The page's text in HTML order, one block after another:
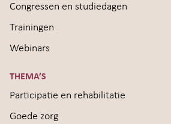
Congressen en studiedagen
Trainingen
Webinars
THEMA’S
Participatie en rehabilitatie
Goede zorg